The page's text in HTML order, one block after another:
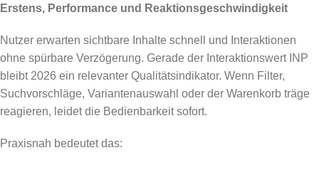
Erstens, Performance und Reaktionsgeschwindigkeit
Nutzer erwarten sichtbare Inhalte schnell und Interaktionen
ohne spürbare Verzögerung. Gerade der Interaktionswert INP
bleibt 2026 ein relevanter Qualitätsindikator. Wenn Filter,
Suchvorschläge, Variantenauswahl oder der Warenkorb träge
reagieren, leidet die Bedienbarkeit sofort.
Praxisnah bedeutet das: